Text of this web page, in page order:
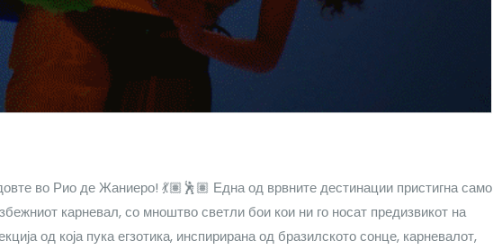
во Рио де Жаниеро! 💃🏽🕺🏽 Една од врвните дестинации пристигна само
карневал, со мноштво светли бои кои ни го носат предизвикот на
од која пука егзотика, инспирирана од бразилското сонце, карневалот,